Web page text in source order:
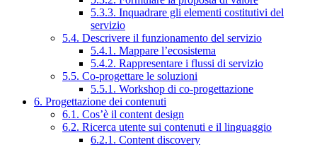
5.3.3. Inquadrare gli elementi costitutivi del
servizio
5.4. Descrivere il funzionamento del servizio
5.4.1. Mappare l’ecosistema
5.4.2. Rappresentare i flussi di servizio
5.5. Co-progettare le soluzioni
5.5.1. Workshop di co-progettazione
6. Progettazione dei contenuti
6.1. Cos’è il content design
6.2. Ricerca utente sui contenuti e il linguaggio
6.2.1. Content discovery